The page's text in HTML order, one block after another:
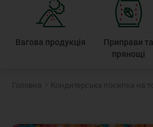
Вагова продукція
Приправи та
прянощі